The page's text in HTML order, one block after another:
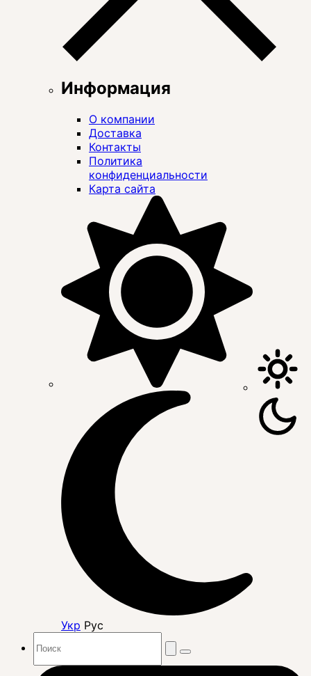
Информация
О компании
Доставка
Контакты
Политика
конфиденциальности
Карта сайта
Укр Рус